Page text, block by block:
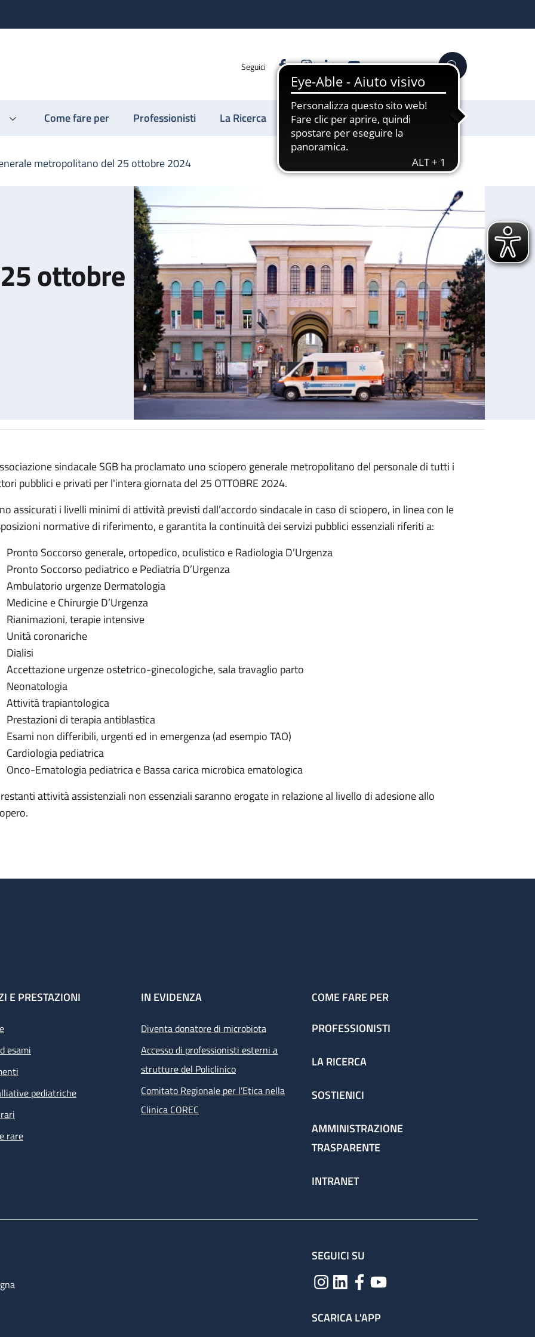
Seguici FacebookInstagram
LinkedinYouTube Cerca
Come fare per Professionisti La Ricerca Sostienici
metropolitano del 25 ottobre 2024
ottobre
del 25 ottobre 2024
sindacale SGB ha proclamato uno sciopero generale metropolitano del personale di tutti i
pubblici e privati per l'intera giornata del 25 OTTOBRE 2024.
assicurati i livelli minimi di attività previsti dall’accordo sindacale in caso di sciopero, in linea con le
normative di riferimento, e garantita la continuità dei servizi pubblici essenziali riferiti a:
Pronto Soccorso generale, ortopedico, oculistico e Radiologia D’Urgenza
Pronto Soccorso pediatrico e Pediatria D’Urgenza
Ambulatorio urgenze Dermatologia
Medicine e Chirurgie D’Urgenza
Rianimazioni, terapie intensive
Unità coronariche
Dialisi
Accettazione urgenze ostetrico-ginecologiche, sala travaglio parto
Neonatologia
Attività trapiantologica
Prestazioni di terapia antiblastica
Esami non differibili, urgenti ed in emergenza (ad esempio TAO)
Cardiologia pediatrica
Onco-Ematologia pediatrica e Bassa carica microbica ematologica
attività assistenziali non essenziali saranno erogate in relazione al livello di adesione allo
E PRESTAZIONI
esami
pediatriche
rare
IN EVIDENZA
Diventa donatore di microbiota
Accesso di professionisti esterni a
strutture del Policlinico
Comitato Regionale per l’Etica nella
Clinica COREC
COME FARE PER
PROFESSIONISTI
LA RICERCA
SOSTIENICI
AMMINISTRAZIONE
TRASPARENTE
INTRANET
SEGUICI SU
SCARICA L'APP